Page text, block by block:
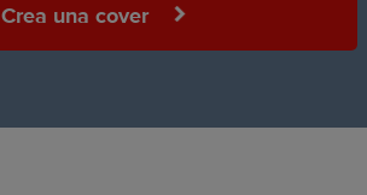
Crea una cover